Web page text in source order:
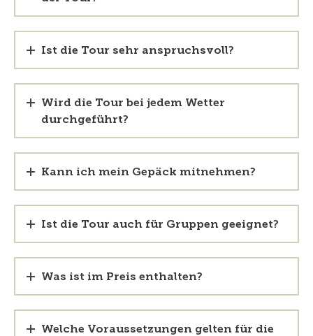
Ist die Tour sehr anspruchsvoll?
Wird die Tour bei jedem Wetter
durchgeführt?
Kann ich mein Gepäck mitnehmen?
Ist die Tour auch für Gruppen geeignet?
Was ist im Preis enthalten?
Welche Voraussetzungen gelten für die